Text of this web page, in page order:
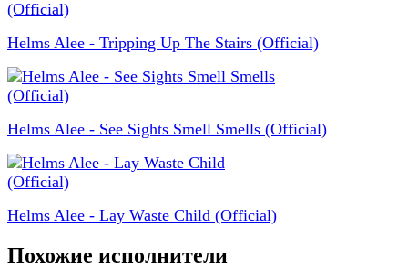
Helms Alee - Tripping Up The Stairs (Official)
Helms Alee - See Sights Smell Smells (Official)
Helms Alee - Lay Waste Child (Official)
Похожие исполнители